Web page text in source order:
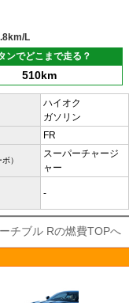
L
ンでどこまで走る？
510km
ハイオク
ガソリン
FR
）
スーパーチャージ
ャー
-
チブル Rの燃費TOPへ